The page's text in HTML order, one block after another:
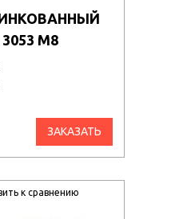
3053 М8
ЗАКАЗАТЬ
к сравнению